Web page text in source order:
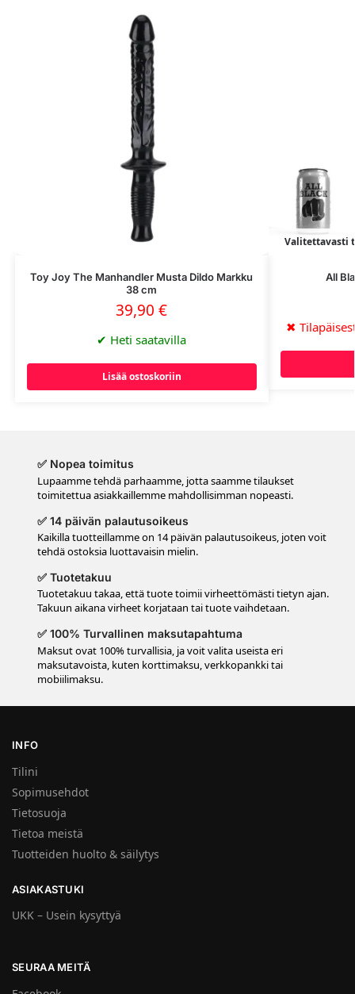
Toy Joy The Manhandler Musta Dildo Markku
38 cm
39,90€
✔ Heti saatavilla
Lisää ostoskoriin
Valitettavasti
All
✖
✅ Nopea toimitus
Lupaamme tehdä parhaamme, jotta saamme tilaukset
toimitettua asiakkaillemme mahdollisimman nopeasti.
✅ 14 päivän palautusoikeus
Kaikilla tuotteillamme on 14 päivän palautusoikeus, joten voit
tehdä ostoksia luottavaisin mielin.
✅ Tuotetakuu
Tuotetakuu takaa, että tuote toimii virheettömästi tietyn ajan.
Takuun aikana virheet korjataan tai tuote vaihdetaan.
✅ 100% Turvallinen maksutapahtuma
Maksut ovat 100% turvallisia, ja voit valita useista eri
maksutavoista, kuten korttimaksu, verkkopankki tai
mobiilimaksu.
INFO
Tilini
Sopimusehdot
Tietosuoja
Tietoa meistä
Tuotteiden huolto & säilytys
ASIAKASTUKI
UKK – Usein kysyttyä
SEURAA MEITÄ